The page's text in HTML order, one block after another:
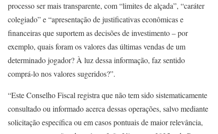
processo ser mais transparente, com “limites de alçada”, “caráter
colegiado” e “apresentação de justificativas econômicas e
financeiras que suportem as decisões de investimento – por
exemplo, quais foram os valores das últimas vendas de um
determinado jogador? À luz dessa informação, faz sentido
comprá-lo nos valores sugeridos?”.
“Este Conselho Fiscal registra que não tem sido sistematicamente
consultado ou informado acerca dessas operações, salvo mediante
solicitação específica ou em casos pontuais de maior relevância,